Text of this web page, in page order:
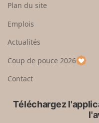
e
u
p
a
Plan du site
Emplois
Actualités
Coup de pouce 2026
Contact
Téléchargez